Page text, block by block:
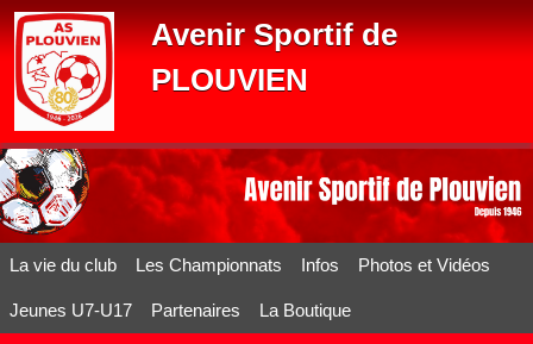
Avenir Sportif de
PLOUVIEN
La vie du club Les Championnats Infos Photos et Vidéos
Jeunes U7-U17 Partenaires La Boutique
Panneau de gestion des cookies